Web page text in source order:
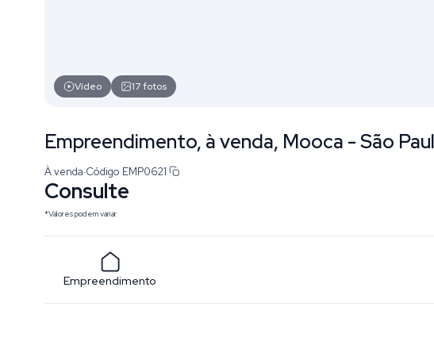
Vídeo 17fotos
Empreendimento, à venda, Mooca - São
À venda·Código EMP0621
Consulte
*Valores podem variar.
Empreendimento